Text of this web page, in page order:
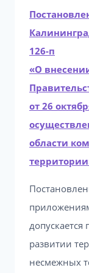
126-п
«О
от 26
области
развитии
несмежных